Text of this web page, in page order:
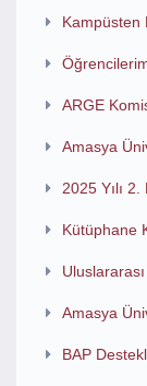
Kampüsten
ARGE
Amasya
2025 Yılı
Kütüphane
Amasya
BAP